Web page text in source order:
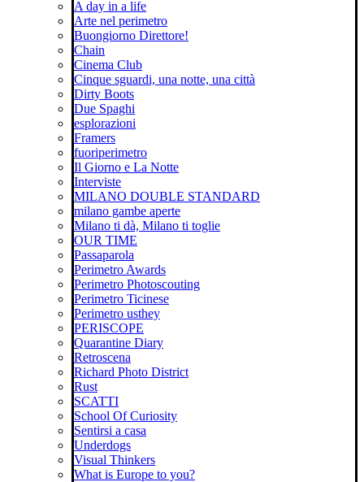
A day in a life
Arte nel perimetro
Buongiorno Direttore!
Chain
Cinema Club
Cinque sguardi, una notte, una città
Dirty Boots
Due Spaghi
esplorazioni
Framers
fuoriperimetro
Il Giorno e La Notte
Interviste
MILANO DOUBLE STANDARD
milano gambe aperte
Milano ti dà, Milano ti toglie
OUR TIME
Passaparola
Perimetro Awards
Perimetro Photoscouting
Perimetro Ticinese
Perimetro usthey
PERISCOPE
Quarantine Diary
Retroscena
Richard Photo District
Rust
SCATTI
School Of Curiosity
Sentirsi a casa
Underdogs
Visual Thinkers
What is Europe to you?